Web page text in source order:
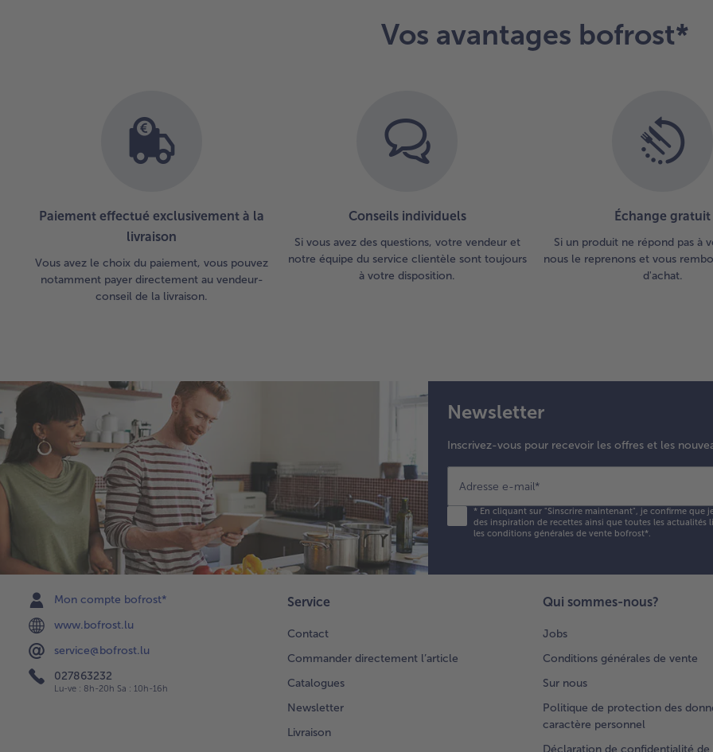
Vos avantages bofrost*
Paiement effectué exclusivement à la
livraison
Vous avez le choix du paiement, vous pouvez
notamment payer directement au vendeur-
conseil de la livraison.
Conseils individuels
Si vous avez des questions, votre vendeur et
notre équipe du service clientèle sont toujours
à votre disposition.
Échange gratuit
Si un produit ne répond pas à
nous le reprenons et vous
d'achat.
Newsletter
Inscrivez-vous pour recevoir les offres et les
Adresse e-mail*
*En cliquant sur "Sinscrire maintenant", je confirme que
des inspiration de recettes ainsi que toutes les actualités
les conditions générales de vente bofrost*.
Mon compte bofrost*
www.bofrost.lu
service@bofrost.lu
027863232
Lu-ve : 8h-20h Sa : 10h-16h
Service
Contact
Commander directement l’article
Catalogues
Newsletter
Livraison
Qui sommes-nous?
Jobs
Conditions générales de vente
Sur nous
Politique de protection des
caractère personnel